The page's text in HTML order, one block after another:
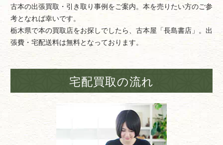
古本の出張買取・引き取り事例をご案内。本を売りたい方のご参
考となれば幸いです。
栃木県で本の買取店をお探しでしたら、古本屋「長島書店」。出
張費・宅配送料は無料となっております。
宅配買取の流れ